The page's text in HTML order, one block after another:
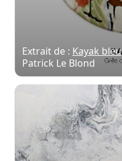
Extrait de : Kayak bleu
Patrick Le Blond